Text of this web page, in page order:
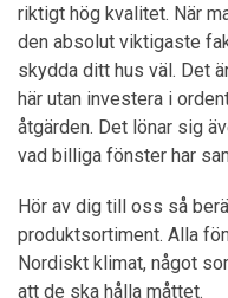
riktigt hög kvalitet. När
den absolut viktigaste
skydda ditt hus väl. Det
här utan investera i
åtgärden. Det lönar sig
vad billiga fönster har
Hör av dig till oss så
produktsortiment. Alla
Nordiskt klimat, något
att de ska hålla måttet.